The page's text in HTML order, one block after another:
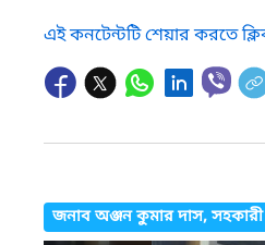
এই কনটেন্টটি শেয়ার করতে
জনাব অঞ্জন কুমার দাস,